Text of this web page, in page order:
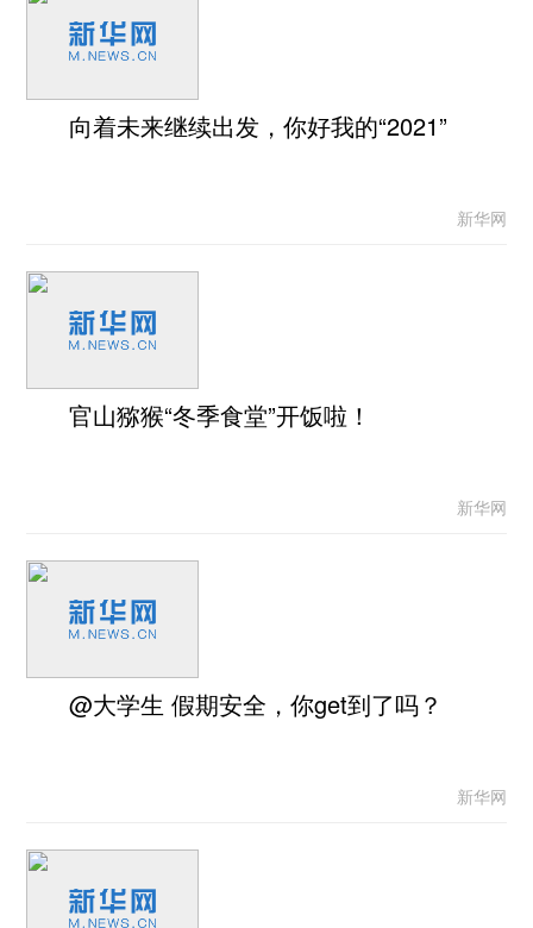
向着未来继续出发，你好我的“2021”
新华网
官山猕猴“冬季食堂”开饭啦！
新华网
@大学生 假期安全，你get到了吗？
新华网